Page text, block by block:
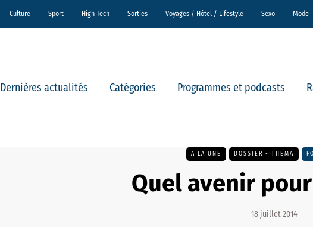
Culture Sport High Tech Sorties Voyages / Hôtel / Lifestyle Sexo Mode
Dernières actualités Catégories Programmes et podcasts
A LA UNE DOSSIER - THEMA
Quel avenir
18 juillet 2014